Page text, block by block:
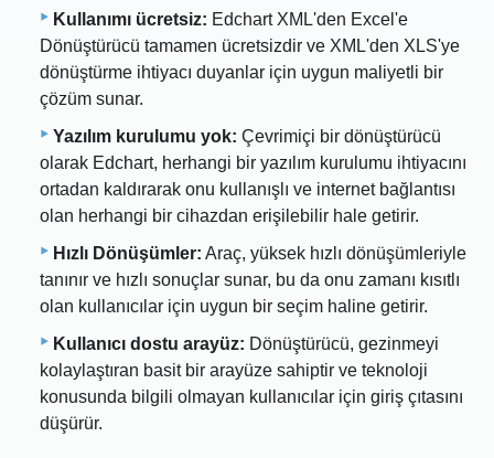
Kullanımı ücretsiz: Edchart XML'den Excel'e
Dönüştürücü tamamen ücretsizdir ve XML'den XLS'ye
dönüştürme ihtiyacı duyanlar için uygun maliyetli bir
çözüm sunar.
Yazılım kurulumu yok: Çevrimiçi bir dönüştürücü
olarak Edchart, herhangi bir yazılım kurulumu ihtiyacını
ortadan kaldırarak onu kullanışlı ve internet bağlantısı
olan herhangi bir cihazdan erişilebilir hale getirir.
Hızlı Dönüşümler: Araç, yüksek hızlı dönüşümleriyle
tanınır ve hızlı sonuçlar sunar, bu da onu zamanı kısıtlı
olan kullanıcılar için uygun bir seçim haline getirir.
Kullanıcı dostu arayüz: Dönüştürücü, gezinmeyi
kolaylaştıran basit bir arayüze sahiptir ve teknoloji
konusunda bilgili olmayan kullanıcılar için giriş çıtasını
düşürür.